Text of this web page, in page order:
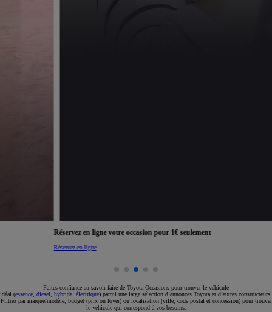
Réservez en ligne votre occasion pour 1€ seulement
Faites confiance au savoir-faire de Toyota Occasions pour trouver le véhicule
idéal (essence diesel hybride électrique) parmi une large sélection d’annonces Toyota et d’autres constructeurs.
Filtrez par marque/modèle, budget (prix ou loyer) ou localisation (ville, code postal et concession) pour trouver
le véhicule qui correspond à vos besoins.